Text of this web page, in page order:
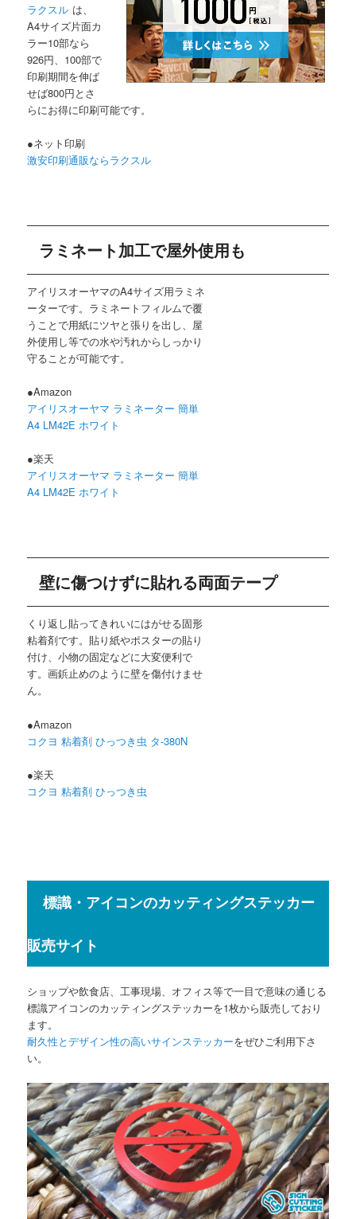
ラクスル は、
A4サイズ片面カ
ラー10部なら
926円、100部で
印刷期間を伸ば
せば800円とさ
らにお得に印刷可能です。
●ネット印刷
激安印刷通販ならラクスル
ラミネート加工で屋外使用も
アイリスオーヤマのA4サイズ用ラミネ
ーターです。ラミネートフィルムで覆
うことで用紙にツヤと張りを出し、屋
外使用し等での水や汚れからしっかり
守ることが可能です。
●Amazon
アイリスオーヤマ ラミネーター 簡単
A4 LM42E ホワイト
●楽天
アイリスオーヤマ ラミネーター 簡単
A4 LM42E ホワイト
壁に傷つけずに貼れる両面テープ
くり返し貼ってきれいにはがせる固形
粘着剤です。貼り紙やポスターの貼り
付け、小物の固定などに大変便利で
す。画鋲止めのように壁を傷付けませ
ん。
●Amazon
コクヨ 粘着剤 ひっつき虫 タ-380N
●楽天
コクヨ 粘着剤 ひっつき虫
標識・アイコンのカッティングステッカー
販売サイト
ショップや飲食店、工事現場、オフィス等で一目で意味の通じる
標識アイコンのカッティングステッカーを1枚から販売しており
ます。
耐久性とデザイン性の高いサインステッカーをぜひご利用下さ
い。